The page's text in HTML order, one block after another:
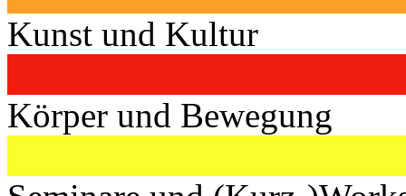
Kunst und Kultur
Körper und Bewegung